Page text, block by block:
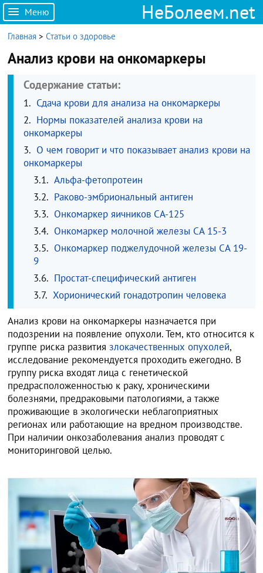
Меню НеБолеем.net
Главная >Статьи о здоровье
Анализ крови на онкомаркеры
Содержание статьи:
Сдача крови для анализа на онкомаркеры
Нормы показателей анализа крови на
онкомаркеры
О чем говорит и что показывает анализ крови на
онкомаркеры
Альфа-фетопротеин
Раково-эмбриональный антиген
Онкомаркер яичников СА-125
Онкомаркер молочной железы СА 15-3
Онкомаркер поджелудочной железы СА 19-
9
Простат-специфический антиген
Хорионический гонадотропин человека
Анализ крови на онкомаркеры назначается при
подозрении на появление опухоли. Тем, кто относится к
группе риска развитиязлокачественных опухолей,
исследование рекомендуется проходить ежегодно. В
группу риска входят лица с генетической
предрасположенностью к раку, хроническими
болезнями, предраковыми патологиями, а также
проживающие в экологически неблагоприятных
регионах или работающие на вредном производстве.
При наличии онкозаболевания анализ проводят с
мониторинговой целью.